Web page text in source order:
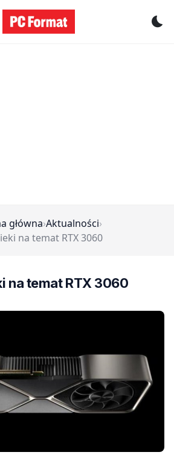
główna›Aktualności›
na temat RTX 3060
na temat RTX 3060